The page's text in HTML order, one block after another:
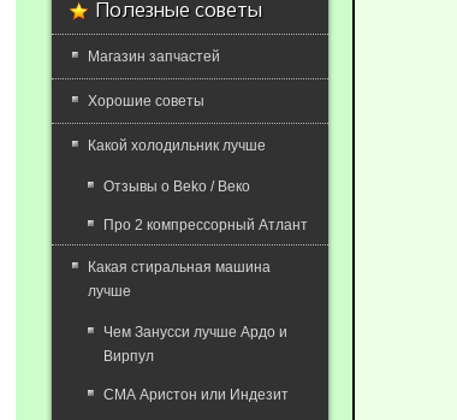
Полезные советы
Магазин запчастей
Хорошие советы
Какой холодильник лучше
Отзывы о Beko / Веко
Про 2 компрессорный Атлант
Какая стиральная машина
лучше
Чем Занусси лучше Ардо и
Вирпул
СМА Аристон или Индезит